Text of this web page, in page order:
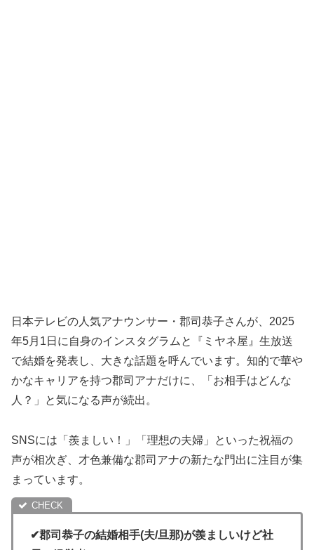
日本テレビの人気アナウンサー・郡司恭子さんが、2025
年5月1日に自身のインスタグラムと『ミヤネ屋』生放送
で結婚を発表し、大きな話題を呼んでいます。知的で華や
かなキャリアを持つ郡司アナだけに、「お相手はどんな
人？」と気になる声が続出。
SNSには「羨ましい！」「理想の夫婦」といった祝福の
声が相次ぎ、才色兼備な郡司アナの新たな門出に注目が集
まっています。
✔郡司恭子の結婚相手(夫/旦那)が羨ましいけど社